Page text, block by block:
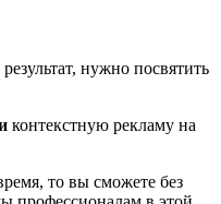
нужно посвятить
контекстную рекламу на
то вы сможете без